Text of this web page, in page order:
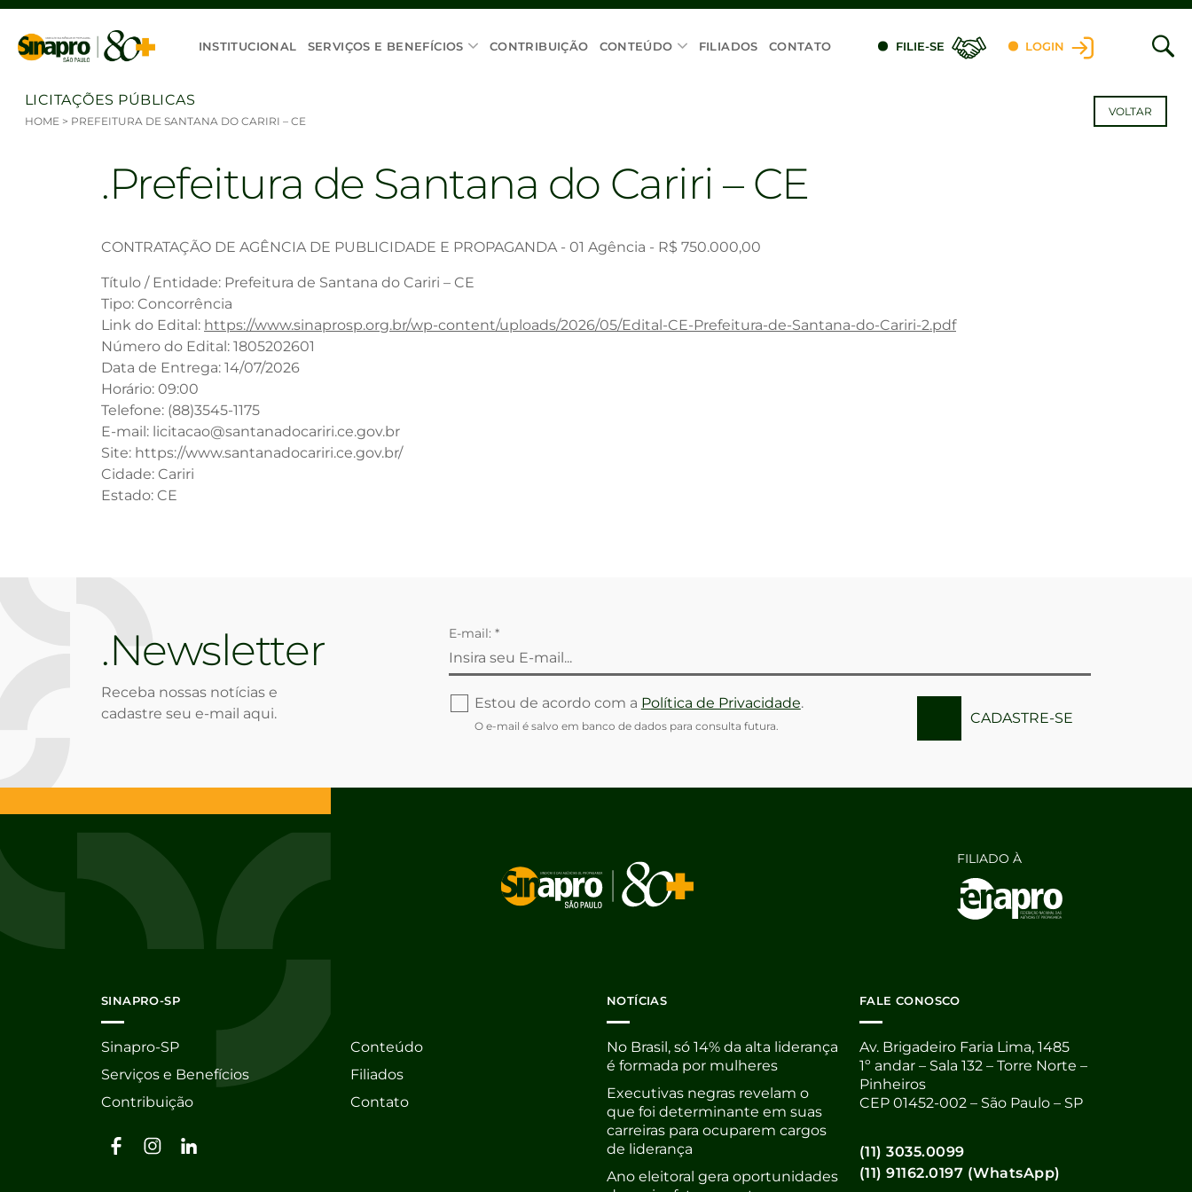
Ir para o conteúdo
INSTITUCIONAL SERVIÇOS E BENEFÍCIOS CONTRIBUIÇÃO CONTEÚDO FILIADOS CONTATO FILIE-SE LOGIN
LICITAÇÕES PÚBLICAS
HOME > PREFEITURA DE SANTANA DO CARIRI – CE
VOLTAR
Prefeitura de Santana do Cariri – CE
CONTRATAÇÃO DE AGÊNCIA DE PUBLICIDADE E PROPAGANDA - 01 Agência - R$ 750.000,00
Título / Entidade: Prefeitura de Santana do Cariri – CE
Tipo: Concorrência
Link do Edital: https://www.sinaprosp.org.br/wp-content/uploads/2026/05/Edital-CE-Prefeitura-de-Santana-do-Cariri-2.pdf
Número do Edital: 1805202601
Data de Entrega: 14/07/2026
Horário: 09:00
Telefone: (88)3545-1175
E-mail: licitacao@santanadocariri.ce.gov.br
Site: https://www.santanadocariri.ce.gov.br/
Cidade: Cariri
Estado: CE
Newsletter
Receba nossas notícias e
cadastre seu e-mail aqui.
E-mail: *
Estou de acordo com a Política de Privacidade.
O e-mail é salvo em banco de dados para consulta futura. CADASTRE-SE
FILIADO À
SINAPRO-SP
Sinapro-SP
Serviços e Benefícios
Contribuição
Conteúdo
Filiados
Contato
NOTÍCIAS
No Brasil, só 14% da alta liderança
é formada por mulheres
Executivas negras revelam o
que foi determinante em suas
carreiras para ocuparem cargos
de liderança
Ano eleitoral gera oportunidades
FALE CONOSCO
Av. Brigadeiro Faria Lima, 1485
1º andar – Sala 132 – Torre Norte –
Pinheiros
CEP 01452-002 – São Paulo – SP
(11) 3035.0099
(11) 91162.0197 (WhatsApp)